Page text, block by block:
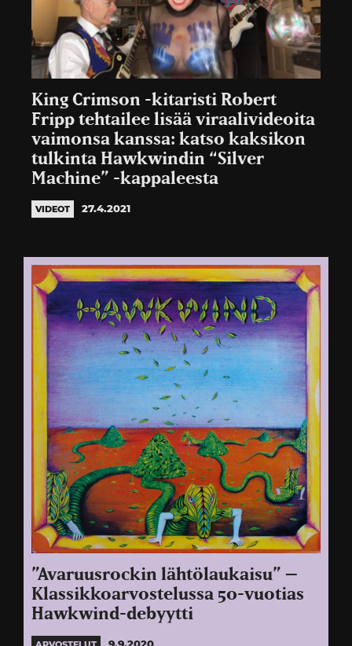
King Crimson -kitaristi Robert
Fripp tehtailee lisää viraalivideoita
vaimonsa kanssa: katso kaksikon
tulkinta Hawkwindin “Silver
Machine” -kappaleesta
VIDEOT 27.4.2021
”Avaruusrockin lähtölaukaisu” –
Klassikkoarvostelussa 50-vuotias
Hawkwind-debyytti